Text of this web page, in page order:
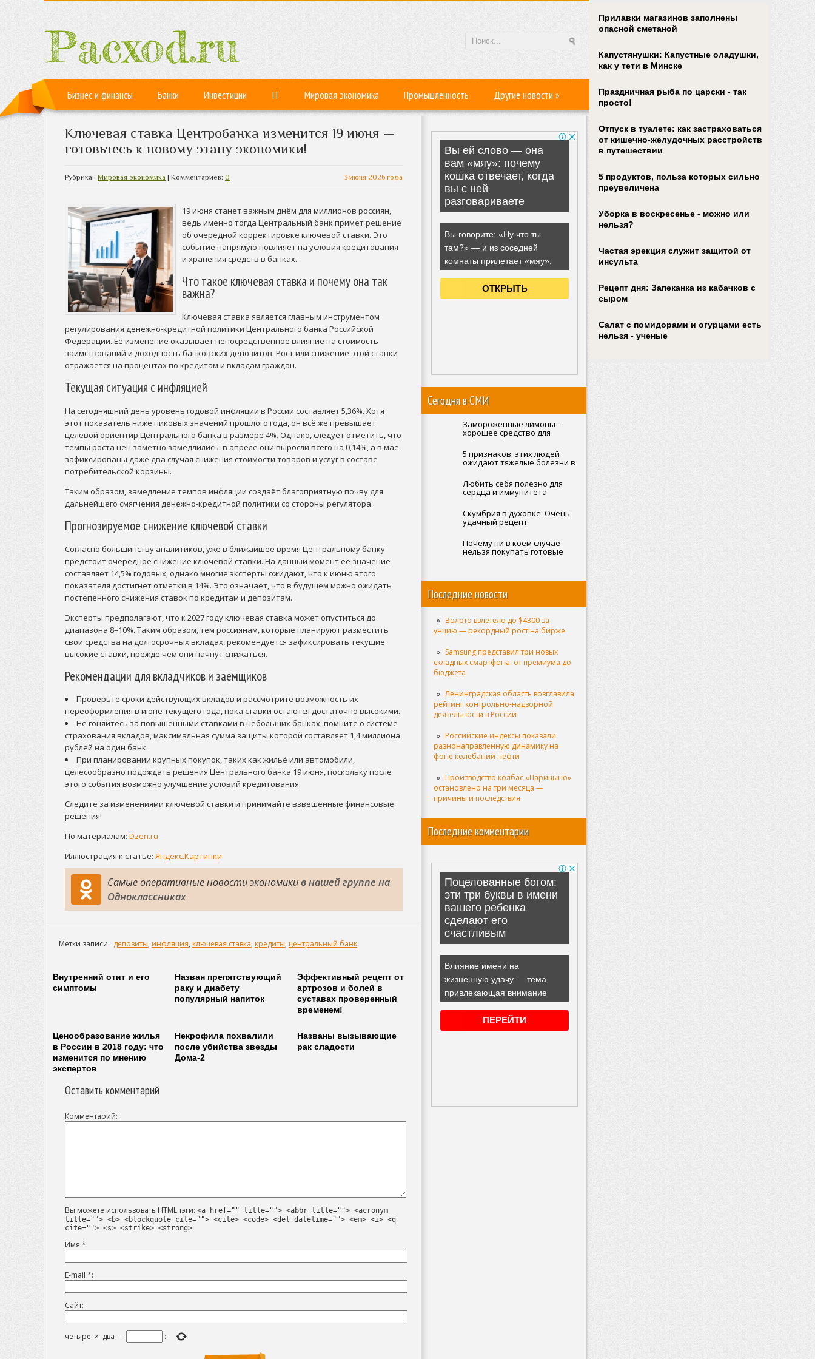
Бизнес и финансы Банки Инвестиции IT Мировая экономика Промышленность Другие новости »
Сегодня в СМИ
Замороженные лимоны -
хорошее средство для
диабетиков и просто полных
людей
5 признаков: этих людей
ожидают тяжелые болезни в
старости
Любить себя полезно для
сердца и иммунитета
Скумбрия в духовке. Очень
удачный рецепт
Почему ни в коем случае
нельзя покупать готовые
салаты в супермаркетах
Последние новости
Золото взлетело до $4300 за
унцию — рекордный рост на бирже
Samsung представил три новых
складных смартфона: от премиума до
бюджета
Ленинградская область возглавила
рейтинг контрольно-надзорной
деятельности в России
Российские индексы показали
разнонаправленную динамику на
фоне колебаний нефти
Производство колбас «Царицыно»
остановлено на три месяца —
причины и последствия
Последние комментарии
Ключевая ставка Центробанка изменится 19 июня —
готовьтесь к новому этапу экономики!
3 июня 2026 года
Рубрика: Мировая экономика | Комментариев: 0
19 июня станет важным днём для миллионов россиян,
ведь именно тогда Центральный банк примет решение
об очередной корректировке ключевой ставки. Это
событие напрямую повлияет на условия кредитования
и хранения средств в банках.
Что такое ключевая ставка и почему она так
важна?
Ключевая ставка является главным инструментом
регулирования денежно-кредитной политики Центрального банка Российской
Федерации. Её изменение оказывает непосредственное влияние на стоимость
заимствований и доходность банковских депозитов. Рост или снижение этой ставки
отражается на процентах по кредитам и вкладам граждан.
Текущая ситуация с инфляцией
На сегодняшний день уровень годовой инфляции в России составляет 5,36%. Хотя
этот показатель ниже пиковых значений прошлого года, он всё же превышает
целевой ориентир Центрального банка в размере 4%. Однако, следует отметить, что
темпы роста цен заметно замедлились: в апреле они выросли всего на 0,14%, а в мае
зафиксированы даже два случая снижения стоимости товаров и услуг в составе
потребительской корзины.
Таким образом, замедление темпов инфляции создаёт благоприятную почву для
дальнейшего смягчения денежно-кредитной политики со стороны регулятора.
Прогнозируемое снижение ключевой ставки
Согласно большинству аналитиков, уже в ближайшее время Центральному банку
предстоит очередное снижение ключевой ставки. На данный момент её значение
составляет 14,5% годовых, однако многие эксперты ожидают, что к июню этого
показателя достигнет отметки в 14%. Это означает, что в будущем можно ожидать
постепенного снижения ставок по кредитам и депозитам.
Эксперты предполагают, что к 2027 году ключевая ставка может опуститься до
диапазона 8–10%. Таким образом, тем россиянам, которые планируют разместить
свои средства на долгосрочных вкладах, рекомендуется зафиксировать текущие
высокие ставки, прежде чем они начнут снижаться.
Рекомендации для вкладчиков и заемщиков
Проверьте сроки действующих вкладов и рассмотрите возможность их
переоформления в июне текущего года, пока ставки остаются достаточно высокими.
Не гоняйтесь за повышенными ставками в небольших банках, помните о системе
страхования вкладов, максимальная сумма защиты которой составляет 1,4 миллиона
рублей на один банк.
При планировании крупных покупок, таких как жильё или автомобили,
целесообразно подождать решения Центрального банка 19 июня, поскольку после
этого события возможно улучшение условий кредитования.
Следите за изменениями ключевой ставки и принимайте взвешенные финансовые
решения!
По материалам: Dzen.ru
Иллюстрация к статье: Яндекс.Картинки
Самые оперативные новости экономикив нашей группе на
Одноклассниках
Метки записи: депозиты, инфляция, ключевая ставка, кредиты, центральный банк
Внутренний отит и его
симптомы
Назван препятствующий
раку и диабету
популярный напиток
Эффективный рецепт от
артрозов и болей в
суставах проверенный
временем!
Ценообразование жилья
в России в 2018 году: что
изменится по мнению
экспертов
Некрофила похвалили
после убийства звезды
Дома-2
Названы вызывающие
рак сладости
Оставить комментарий
Комментарий
Вы можете использовать HTML тэги: <a href="" title=""> <abbr title=""> <acronym
title=""> <b> <blockquote cite=""> <cite> <code> <del datetime=""> <em> <i> <q
cite=""> <s> <strike> <strong>
Имя *
E-mail *
Сайт
четыре × два =
Прилавки магазинов заполнены
опасной сметаной
Капустянушки: Капустные оладушки,
как у тети в Минске
Праздничная рыба по царски - так
просто!
Отпуск в туалете: как застраховаться
от кишечно-желудочных расстройств
в путешествии
5 продуктов, польза которых сильно
преувеличена
Уборка в воскресенье - можно или
нельзя?
Частая эрекция служит защитой от
инсульта
Рецепт дня: Запеканка из кабачков с
сыром
Салат с помидорами и огурцами есть
нельзя - ученые